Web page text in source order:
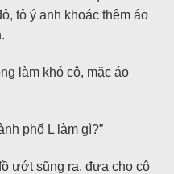
tỏ ý anh khoác thêm áo
làm khó cô, mặc áo
phố L làm gì?”
ướt sũng ra, đưa cho cô